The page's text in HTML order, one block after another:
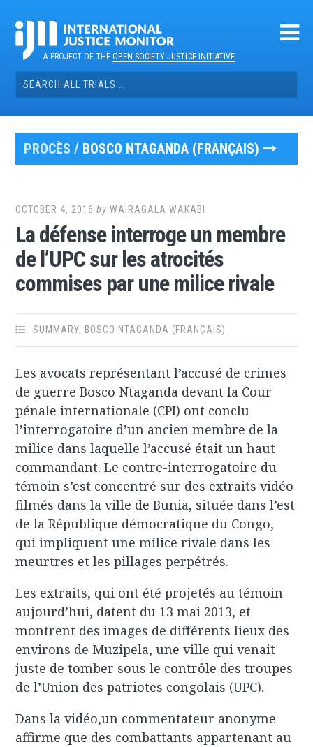
contentA PROJECT OF THEOPEN SOCIETY JUSTICE INITIATIVE
Search
for:
PROCÈS / BOSCO NTAGANDA (FRANÇAIS)
OCTOBER 4, 2016 byWAIRAGALA WAKABI
La défense interroge un membre
de l’UPC sur les atrocités
commises par une milice rivale
SUMMARY, BOSCO NTAGANDA (FRANÇAIS)
Les avocats représentant l’accusé de crimes
de guerre Bosco Ntaganda devant la Cour
pénale internationale (CPI) ont conclu
l’interrogatoire d’un ancien membre de la
milice dans laquelle l’accusé était un haut
commandant. Le contre-interrogatoire du
témoin s’est concentré sur des extraits vidéo
filmés dans la ville de Bunia, située dans l’est
de la République démocratique du Congo,
qui impliquent une milice rivale dans les
meurtres et les pillages perpétrés.
Les extraits, qui ont été projetés au témoin
aujourd’hui, datent du 13 mai 2013, et
montrent des images de différents lieux des
environs de Muzipela, une ville qui venait
juste de tomber sous le contrôle des troupes
de l’Union des patriotes congolais (UPC).
Dans la vidéo,un commentateur anonyme
affirme que des combattants appartenant au